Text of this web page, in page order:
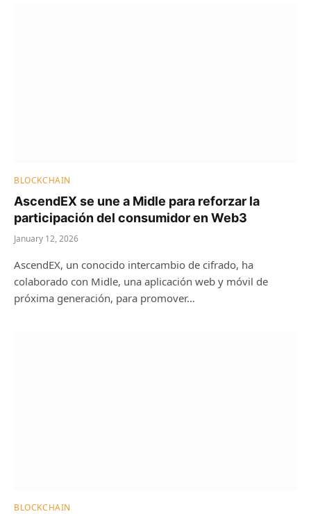
BLOCKCHAIN
AscendEX se une a Midle para reforzar la
participación del consumidor en Web3
January 12, 2026
AscendEX, un conocido intercambio de cifrado, ha
colaborado con Midle, una aplicación web y móvil de
próxima generación, para promover…
BLOCKCHAIN